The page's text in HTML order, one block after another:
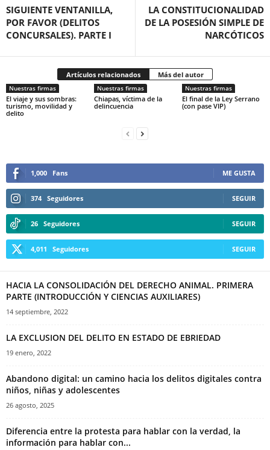
SIGUIENTE VENTANILLA,
POR FAVOR (DELITOS
CONCURSALES). PARTE I
LA CONSTITUCIONALIDAD
DE LA POSESIÓN SIMPLE DE
NARCÓTICOS
Artículos relacionados Más del autor
Nuestras firmas
El viaje y sus sombras:
turismo, movilidad y
delito
Nuestras firmas
Chiapas, víctima de la
delincuencia
Nuestras firmas
El final de la Ley Serrano
(con pase VIP)
1,000 Fans ME GUSTA
374 Seguidores SEGUIR
26 Seguidores SEGUIR
4,011 Seguidores SEGUIR
HACIA LA CONSOLIDACIÓN DEL DERECHO ANIMAL. PRIMERA
PARTE (INTRODUCCIÓN Y CIENCIAS AUXILIARES)
14 septiembre, 2022
LA EXCLUSION DEL DELITO EN ESTADO DE EBRIEDAD
19 enero, 2022
Abandono digital: un camino hacia los delitos digitales contra
niños, niñas y adolescentes
26 agosto, 2025
Diferencia entre la protesta para hablar con la verdad, la
información para hablar con...